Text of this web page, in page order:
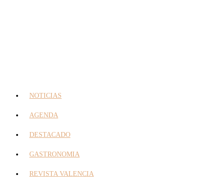
NOTICIAS
AGENDA
DESTACADO
GASTRONOMIA
REVISTA VALENCIA